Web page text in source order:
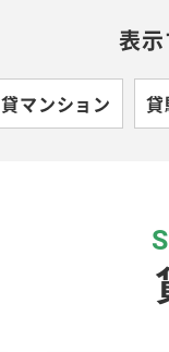
表
貸マンション 貸